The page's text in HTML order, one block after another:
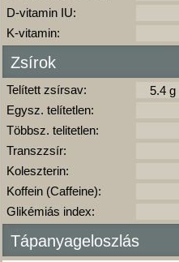
D-vitamin IU:
K-vitamin:
Zsírok
Telített zsírsav:
Egysz. telítetlen:
Többsz. telitetlen:
Transzzsír:
Koleszterin:
Koffein (Caffeine):
Glikémiás index:
Tápanyageloszlás